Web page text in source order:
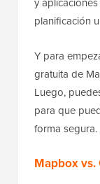
planificación
Y para
gratuita de
Luego,
para que
forma segura.
Mapbox vs.